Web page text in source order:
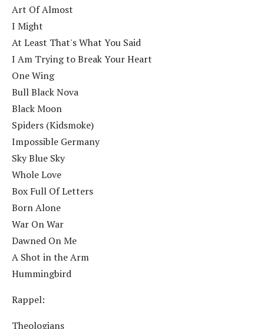
Art Of Almost
I Might
At Least That's What You Said
I Am Trying to Break Your Heart
One Wing
Bull Black Nova
Black Moon
Spiders (Kidsmoke)
Impossible Germany
Sky Blue Sky
Whole Love
Box Full Of Letters
Born Alone
War On War
Dawned On Me
A Shot in the Arm
Hummingbird
Rappel:
Theologians